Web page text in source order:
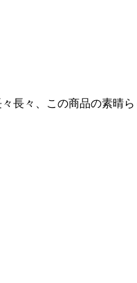
長々、この商品の素晴